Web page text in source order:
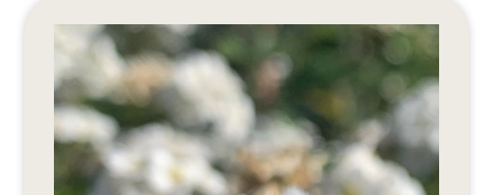
FreeStyle 2021
FreeStyle 2020
FreeStyle 2019
Ateliers